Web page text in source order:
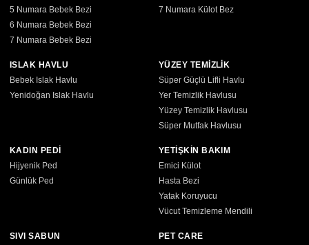
5 Numara Bebek Bezi
6 Numara Bebek Bezi
7 Numara Bebek Bezi
7 Numara Külot Bez
ISLAK HAVLU
Bebek Islak Havlu
Yenidoğan Islak Havlu
YÜZEY TEMİZLİK
Süper Güçlü Lifli Havlu
Yer Temizlik Havlusu
Yüzey Temizlik Havlusu
Süper Mutfak Havlusu
KADIN PEDİ
Hijyenik Ped
Günlük Ped
YETİŞKİN BAKIM
Emici Külot
Hasta Bezi
Yatak Koruyucu
Vücut Temizleme Mendili
SIVI SABUN
PET CARE